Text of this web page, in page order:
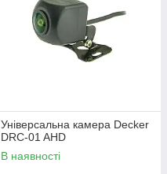
Універсальна камера Decker
DRC-01 AHD
В наявності